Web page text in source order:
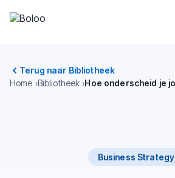
Terug naar Bibliotheek
Home Bibliotheek
Business Strategy